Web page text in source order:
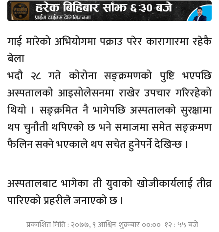
गाई मारेको अभियोगमा पक्राउ परेर कारागारमा रहेकै
बेला
भदौ २८ गते कोरोना सङ्क्रमणको पुष्टि भएपछि
अस्पतालको आइसोलेसनमा राखेर उपचार गरिरहेको
थियो । सङ्क्रमित नै भागेपछि अस्पतालको सुरक्षामा
थप चुनौती थपिएको छ भने समाजमा समेत सङ्क्रमण
फैलिन सक्ने भएकाले थप सचेत हुनेपर्ने देखिन्छ ।
अस्पतालबाट भागेका ती युवाको खोजीकार्यलाई तीव्र
पारिएको प्रहरीले जनाएको छ ।
प्रकाशित मिति : २०७७, ९ आश्विन शुक्रबार ००:०० १२ : ५५ बजे